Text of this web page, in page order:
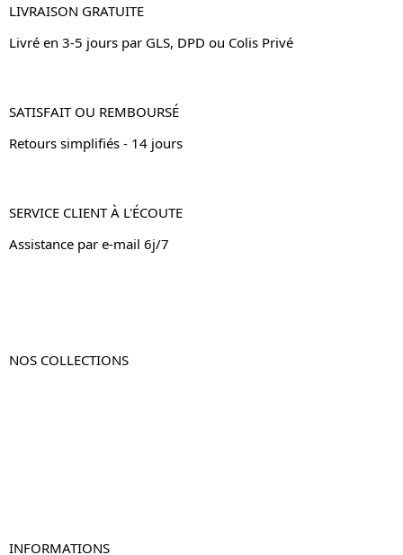
LIVRAISON GRATUITE
Livré en 3-5 jours par GLS, DPD ou Colis Privé
SATISFAIT OU REMBOURSÉ
Retours simplifiés - 14 jours
SERVICE CLIENT À L'ÉCOUTE
Assistance par e-mail 6j/7
NOS COLLECTIONS
INFORMATIONS